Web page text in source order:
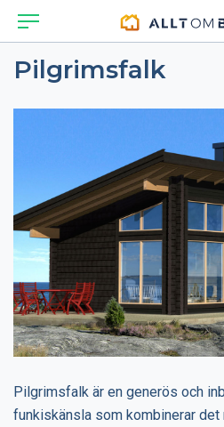
Pilgrimsfalk
Pilgrimsfalk är en generös och
funkiskänsla som kombinerar det